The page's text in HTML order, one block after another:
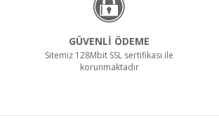
GÜVENLİ ÖDEME
Sitemiz 128Mbit SSL sertifikası ile
korunmaktadır